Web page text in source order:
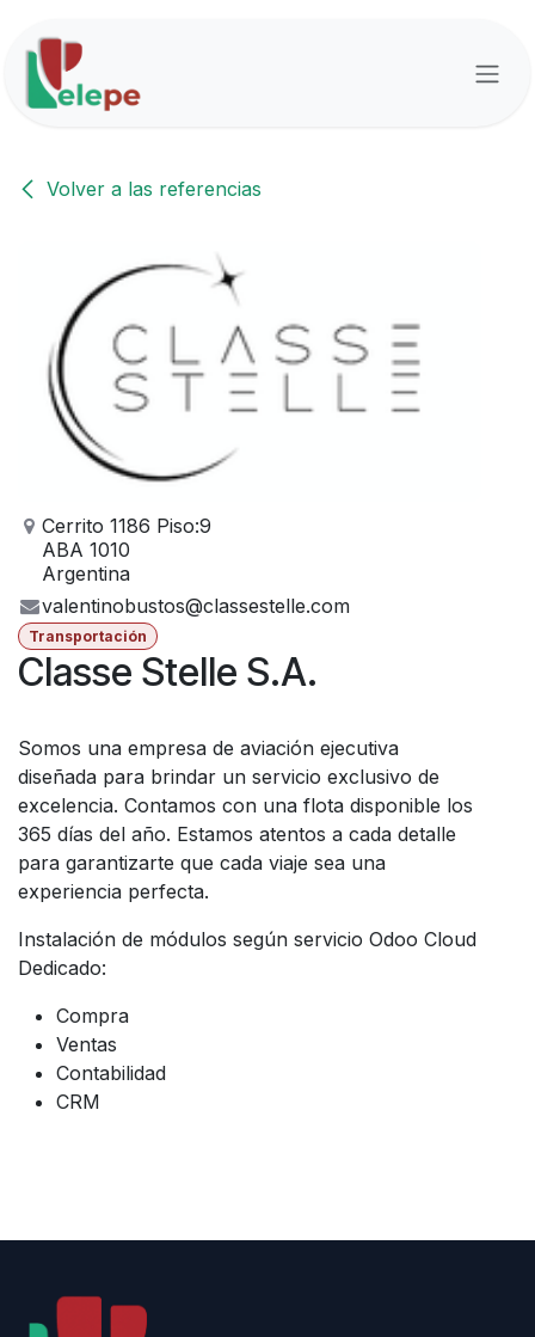
Volver a las referencias
Cerrito 1186 Piso:9
ABA 1010
Argentina
valentinobustos@classestelle.com
Transportación
Classe Stelle S.A.
Somos una empresa de aviación ejecutiva
diseñada para brindar un servicio exclusivo de
excelencia. Contamos con una flota disponible los
365 días del año. Estamos atentos a cada detalle
para garantizarte que cada viaje sea una
experiencia perfecta.
Instalación de módulos según servicio Odoo Cloud
Dedicado:
Compra
Ventas
Contabilidad
CRM